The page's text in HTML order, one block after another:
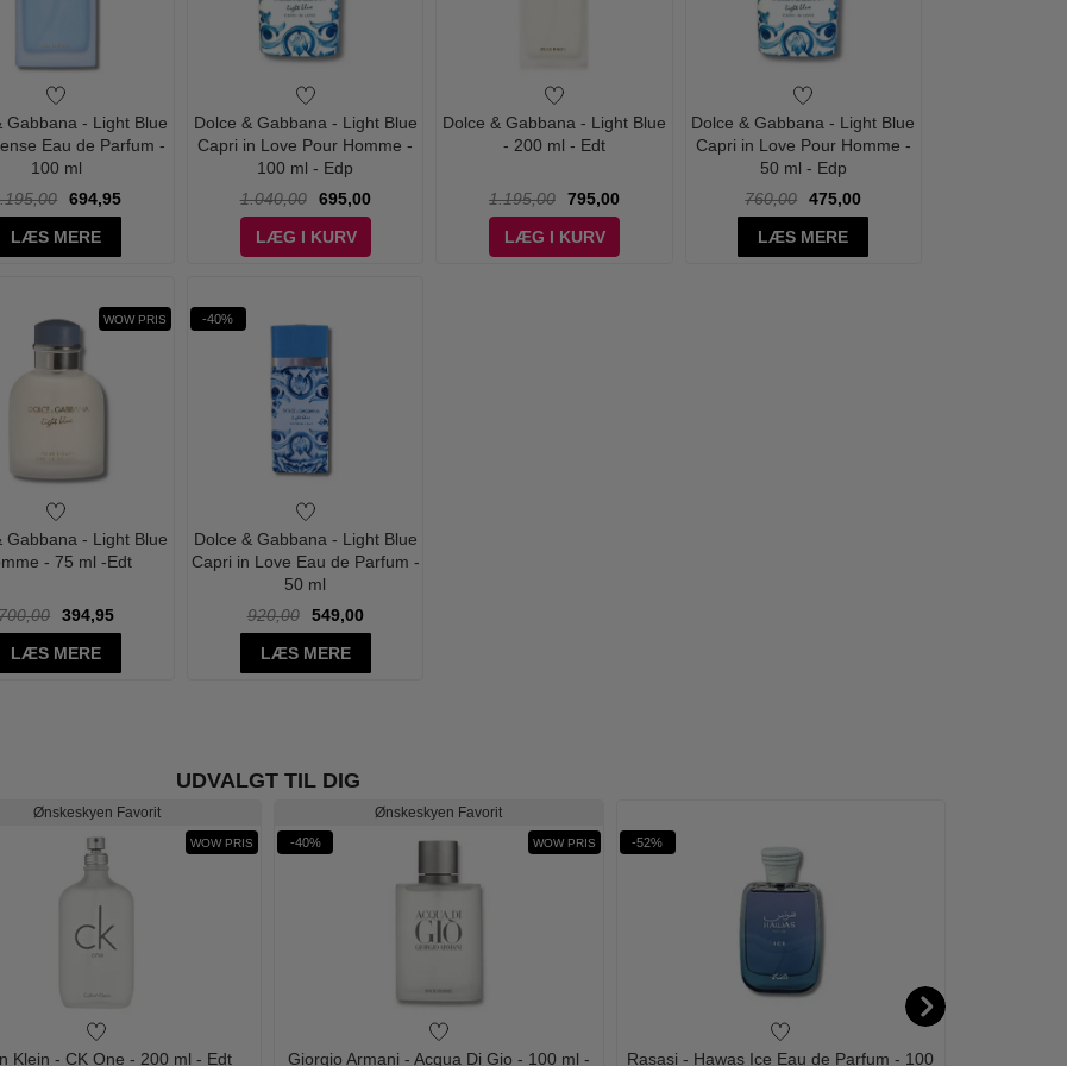
Gabbana - Light Blue
Eau de Parfum -
100 ml
694,95
LÆS MERE
Dolce & Gabbana - Light Blue
Capri in Love Pour Homme -
100 ml - Edp
1.040,00
695,00
LÆG I KURV
Dolce & Gabbana - Light Blue
- 200 ml - Edt
1.195,00
795,00
LÆG I KURV
Dolce & Gabbana - Light Blue
Capri in Love Pour Homme -
50 ml - Edp
760,00
475,00
LÆS MERE
WOW PRIS
Gabbana - Light Blue
- 75 ml -Edt
394,95
LÆS MERE
-40%
Dolce & Gabbana - Light Blue
Capri in Love Eau de Parfum -
50 ml
920,00
549,00
LÆS MERE
UDVALGT TIL DIG
Ønskeskyen Favorit
WOW PRIS
Klein - CK One - 200 ml - Edt
Ønskeskyen Favorit
-40% WOW PRIS
Giorgio Armani - Acqua Di Gio - 100 ml -
-52%
Rasasi - Hawas Ice Eau de Parfum - 100